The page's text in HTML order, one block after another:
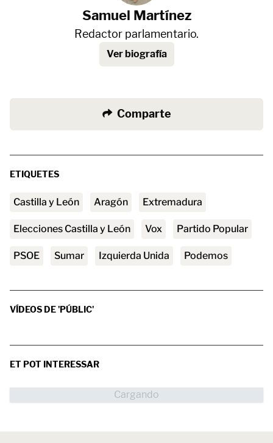
Samuel Martínez
Redactor parlamentario.
Ver biografía
Comparte
ETIQUETES
Castilla y León Aragón Extremadura
Elecciones Castilla y León vox Partido Popular
PSOE Sumar Izquierda Unida Podemos
VÍDEOS DE 'PÚBLIC'
ET POT INTERESSAR